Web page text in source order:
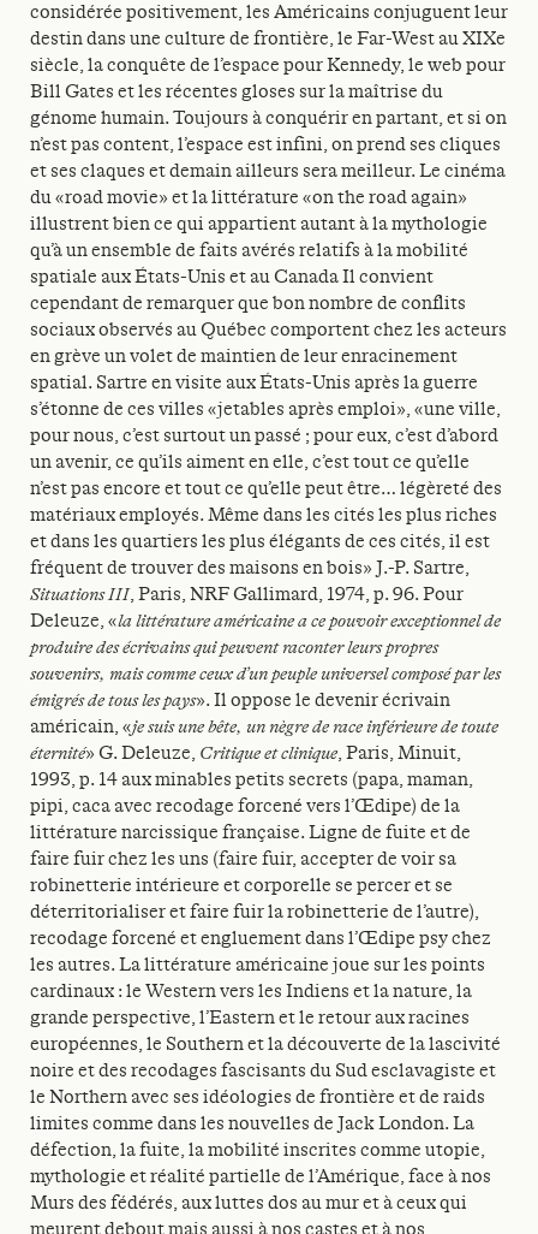
considérée positivement, les Américains conjuguent leur
destin dans une culture de frontière, le Far-West au XIXe
siècle, la conquête de l’espace pour Kennedy, le web pour
Bill Gates et les récentes gloses sur la maîtrise du
génome humain. Toujours à conquérir en partant, et si on
n’est pas content, l’espace est infini, on prend ses cliques
et ses claques et demain ailleurs sera meilleur. Le cinéma
du «road movie» et la littérature «on the road again»
illustrent bien ce qui appartient autant à la mythologie
qu’à un ensemble de faits avérés relatifs à la mobilité
spatiale aux États-Unis et au Canada Il convient
cependant de remarquer que bon nombre de conflits
sociaux observés au Québec comportent chez les acteurs
en grève un volet de maintien de leur enracinement
spatial. Sartre en visite aux États-Unis après la guerre
s’étonne de ces villes «jetables après emploi», «une ville,
pour nous, c’est surtout un passé ; pour eux, c’est d’abord
un avenir, ce qu’ils aiment en elle, c’est tout ce qu’elle
n’est pas encore et tout ce qu’elle peut être… légèreté des
matériaux employés. Même dans les cités les plus riches
et dans les quartiers les plus élégants de ces cités, il est
fréquent de trouver des maisons en bois» J.-P. Sartre,
Situations III, Paris, NRF Gallimard, 1974, p. 96. Pour
Deleuze, «la littérature américaine a ce pouvoir exceptionnel de
produire des écrivains qui peuvent raconter leurs propres
souvenirs, mais comme ceux d’un peuple universel composé par les
émigrés de tous les pays». Il oppose le devenir écrivain
américain, «je suis une bête, un nègre de race inférieure de toute
éternité» G. Deleuze, Critique et clinique, Paris, Minuit,
1993, p. 14 aux minables petits secrets (papa, maman,
pipi, caca avec recodage forcené vers l’Œdipe) de la
littérature narcissique française. Ligne de fuite et de
faire fuir chez les uns (faire fuir, accepter de voir sa
robinetterie intérieure et corporelle se percer et se
déterritorialiser et faire fuir la robinetterie de l’autre),
recodage forcené et engluement dans l’Œdipe psy chez
les autres. La littérature américaine joue sur les points
cardinaux : le Western vers les Indiens et la nature, la
grande perspective, l’Eastern et le retour aux racines
européennes, le Southern et la découverte de la lascivité
noire et des recodages fascisants du Sud esclavagiste et
le Northern avec ses idéologies de frontière et de raids
limites comme dans les nouvelles de Jack London. La
défection, la fuite, la mobilité inscrites comme utopie,
mythologie et réalité partielle de l’Amérique, face à nos
Murs des fédérés, aux luttes dos au mur et à ceux qui
meurent debout mais aussi à nos castes et à nos